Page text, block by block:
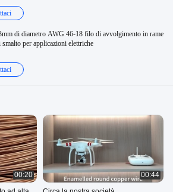
di diametro AWG 46-18 filo di avvolgimento in rame
per applicazioni elettriche
00:20
00:44